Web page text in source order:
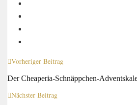
Vorheriger Beitrag
Der Cheaperia-Schnäppchen-
Nächster Beitrag